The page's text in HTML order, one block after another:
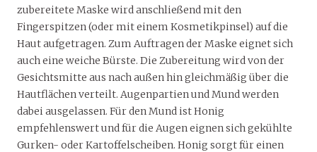
zubereitete Maske wird anschließend mit den
Fingerspitzen (oder mit einem Kosmetikpinsel) auf die
Haut aufgetragen. Zum Auftragen der Maske eignet sich
auch eine weiche Bürste. Die Zubereitung wird von der
Gesichtsmitte aus nach außen hin gleichmäßig über die
Hautflächen verteilt. Augenpartien und Mund werden
dabei ausgelassen. Für den Mund ist Honig
empfehlenswert und für die Augen eignen sich gekühlte
Gurken- oder Kartoffelscheiben. Honig sorgt für einen